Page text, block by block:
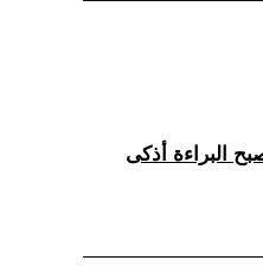
البراءة أذكى